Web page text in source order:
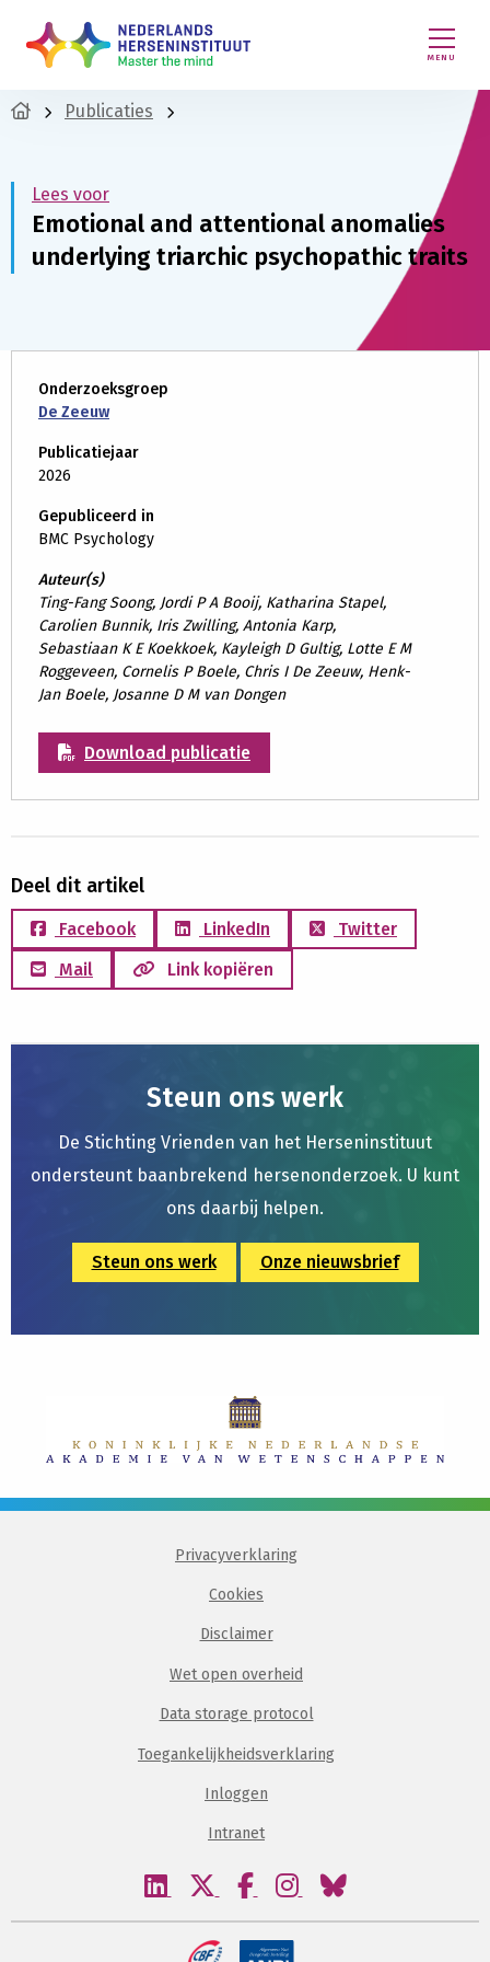
MENU
Publicaties
Lees voor
Emotional and attentional anomalies
underlying triarchic psychopathic traits
Onderzoeksgroep
De Zeeuw
Publicatiejaar
2026
Gepubliceerd in
BMC Psychology
Auteur(s)
Ting-Fang Soong, Jordi P A Booij, Katharina Stapel,
Carolien Bunnik, Iris Zwilling, Antonia Karp,
Sebastiaan K E Koekkoek, Kayleigh D Gultig, Lotte E M
Roggeveen, Cornelis P Boele, Chris I De Zeeuw, Henk-
Jan Boele, Josanne D M van Dongen
Download publicatie
Deel dit artikel
Facebook LinkedIn
Twitter
Mail
Link kopiëren
Steun ons werk
De Stichting Vrienden van het Herseninstituut
ondersteunt baanbrekend hersenonderzoek. U kunt
ons daarbij helpen.
Steun ons werk Onze nieuwsbrief
Privacyverklaring
Cookies
Disclaimer
Wet open overheid
Data storage protocol
Toegankelijkheidsverklaring
Inloggen
Intranet
Bezoek
linkedin
Bezoek
twitter
Bezoek
facebook
Bezoek
instagram
Bezoek